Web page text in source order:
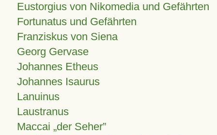
Eustorgius von Nikomedia und Gefährten
Fortunatus und Gefährten
Franziskus von Siena
Georg Gervase
Johannes Etheus
Johannes Isaurus
Lanuinus
Laustranus
Maccai „der Seher”